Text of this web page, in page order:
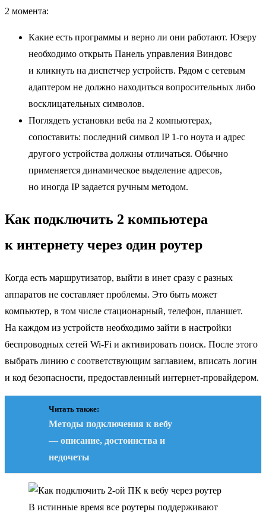
2 момента:
Какие есть программы и верно ли они работают. Юзеру
необходимо открыть Панель управления Виндовс
и кликнуть на диспетчер устройств. Рядом с сетевым
адаптером не должно находиться вопросительных либо
восклицательных символов.
Поглядеть установки веба на 2 компьютерах,
сопоставить: последний символ IP 1-го ноута и адрес
другого устройства должны отличаться. Обычно
применяется динамическое выделение адресов,
но иногда IP задается ручным методом.
Как подключить 2 компьютера
к интернету через один роутер
Когда есть маршрутизатор, выйти в инет сразу с разных
аппаратов не составляет проблемы. Это быть может
компьютер, в том числе стационарный, телефон, планшет.
На каждом из устройств необходимо зайти в настройки
беспроводных сетей Wi-Fi и активировать поиск. После этого
выбрать линию с соответствующим заглавием, вписать логин
и код безопасности, предоставленный интернет-провайдером.
Читать также:
Методы подключения к вебу
— описание, достоинства и
недочеты
В истинные время все роутеры поддерживают